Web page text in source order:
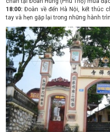
18:00: Đoàn về đến Hà Nội, kết thúc
tay và hẹn gặp lại trong những hành